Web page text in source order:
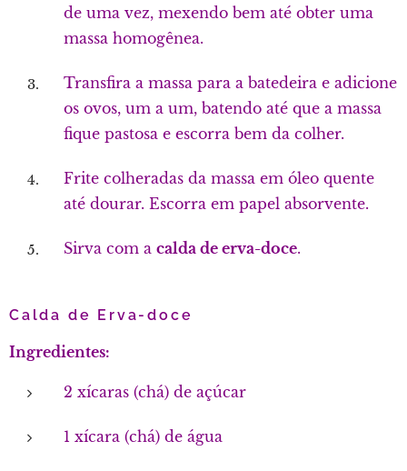
de uma vez, mexendo bem até obter uma
massa homogênea.
Transfira a massa para a batedeira e adicione
os ovos, um a um, batendo até que a massa
fique pastosa e escorra bem da colher.
Frite colheradas da massa em óleo quente
até dourar. Escorra em papel absorvente.
Sirva com a calda de erva-doce.
Calda de Erva-doce
Ingredientes:
2 xícaras (chá) de açúcar
1 xícara (chá) de água